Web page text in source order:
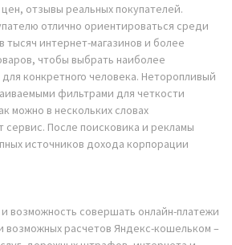
отзывы реальных покупателей.
отлично ориентироваться среди
интернет-магазинов и более
чтобы выбрать наиболее
конкретного человека. Неторопливый
фильтрами для четкости
можно в нескольких словах
сервис. После поисковика и рекламы
источников дохода корпорации
возможность совершать онлайн-платежи
возможных расчетов Яндекс-кошельком –